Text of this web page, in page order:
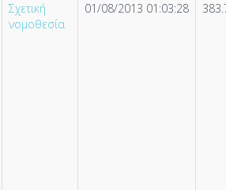
Σχετική
νομοθεσία
01/08/2013 01:03:28